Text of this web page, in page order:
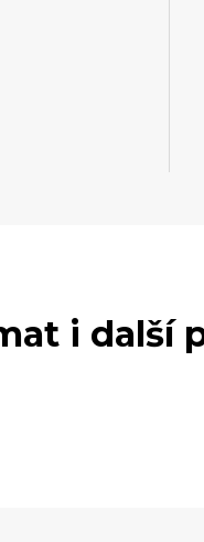
i další